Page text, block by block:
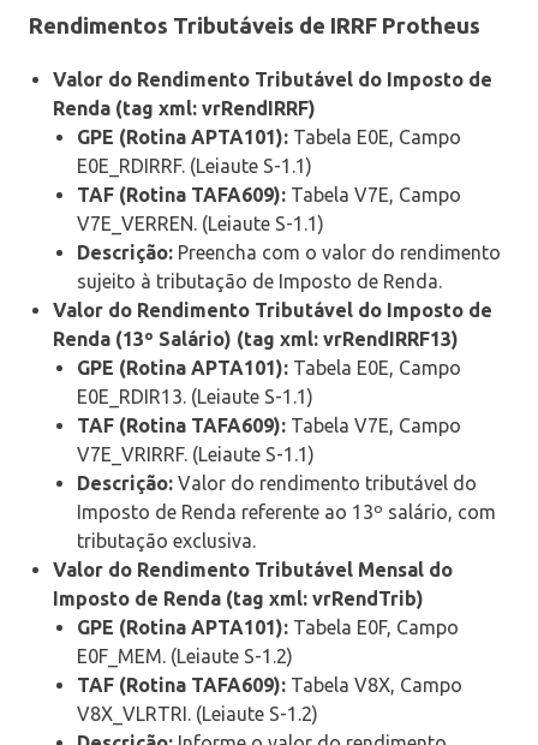
Rendimentos Tributáveis de IRRF Protheus
Valor do Rendimento Tributável do Imposto de
Renda (tag xml: vrRendIRRF)
GPE (Rotina APTA101): Tabela E0E, Campo
E0E_RDIRRF. (Leiaute S-1.1)
TAF (Rotina TAFA609): Tabela V7E, Campo
V7E_VERREN. (Leiaute S-1.1)
Descrição: Preencha com o valor do rendimento
sujeito à tributação de Imposto de Renda.
Valor do Rendimento Tributável do Imposto de
Renda (13º Salário) (tag xml: vrRendIRRF13)
GPE (Rotina APTA101): Tabela E0E, Campo
E0E_RDIR13. (Leiaute S-1.1)
TAF (Rotina TAFA609): Tabela V7E, Campo
V7E_VRIRRF. (Leiaute S-1.1)
Descrição: Valor do rendimento tributável do
Imposto de Renda referente ao 13º salário, com
tributação exclusiva.
Valor do Rendimento Tributável Mensal do
Imposto de Renda (tag xml: vrRendTrib)
GPE (Rotina APTA101): Tabela E0F, Campo
E0F_MEM. (Leiaute S-1.2)
TAF (Rotina TAFA609): Tabela V8X, Campo
V8X_VLRTRI. (Leiaute S-1.2)